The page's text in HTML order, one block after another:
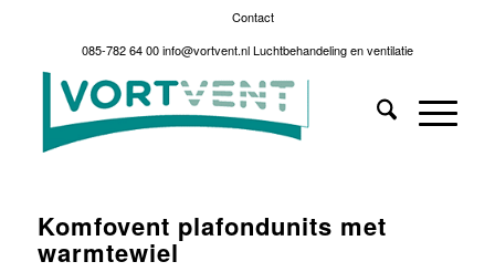
Contact
085-782 64 00info@vortvent.nlLuchtbehandeling en ventilatie
Komfovent plafondunits met
warmtewiel